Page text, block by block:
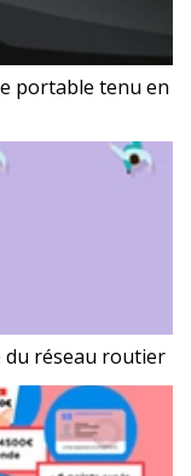
portable tenu en
du réseau routier